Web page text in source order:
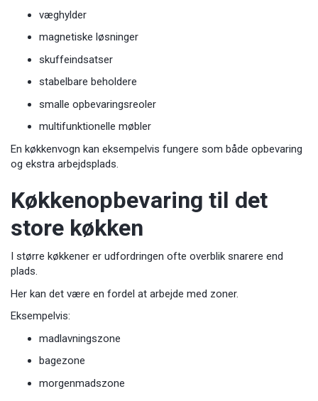
væghylder
magnetiske løsninger
skuffeindsatser
stabelbare beholdere
smalle opbevaringsreoler
multifunktionelle møbler
En køkkenvogn kan eksempelvis fungere som både opbevaring
og ekstra arbejdsplads.
Køkkenopbevaring til det
store køkken
I større køkkener er udfordringen ofte overblik snarere end
plads.
Her kan det være en fordel at arbejde med zoner.
Eksempelvis:
madlavningszone
bagezone
morgenmadszone